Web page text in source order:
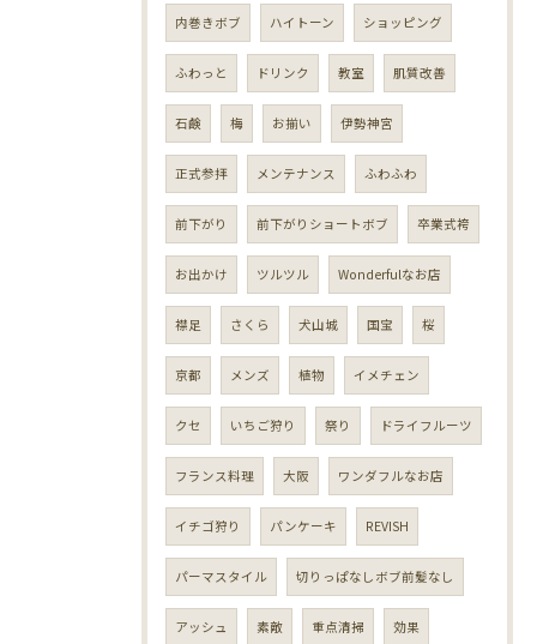
内巻きボブ ハイトーン ショッピング
ふわっと ドリンク 教室 肌質改善
石鹸 梅 お揃い 伊勢神宮
正式参拝 メンテナンス ふわふわ
前下がり 前下がりショートボブ 卒業式袴
お出かけ ツルツル Wonderfulなお店
襟足 さくら 犬山城 国宝 桜
京都 メンズ 植物 イメチェン
クセ いちご狩り 祭り ドライフルーツ
フランス料理 大阪 ワンダフルなお店
イチゴ狩り パンケーキ REVISH
パーマスタイル 切りっぱなしボブ前髪なし
アッシュ 素敵 重点清掃 効果